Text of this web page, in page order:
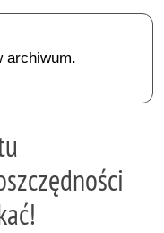
archiwum.